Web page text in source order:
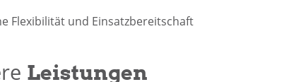
Flexibilität und Einsatzbereitschaft
Leistungen